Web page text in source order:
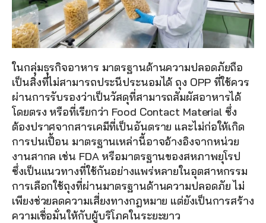
ในกลุ่มธุรกิจอาหาร มาตรฐานด้านความปลอดภัยถือ
เป็นสิ่งที่ไม่สามารถประนีประนอมได้ ถุง OPP ที่ใช้ควร
ผ่านการรับรองว่าเป็นวัสดุที่สามารถสัมผัสอาหารได้
โดยตรง หรือที่เรียกว่า Food Contact Material ซึ่ง
ต้องปราศจากสารเคมีที่เป็นอันตราย และไม่ก่อให้เกิด
การปนเปื้อน มาตรฐานเหล่านี้อาจอ้างอิงจากหน่วย
งานสากล เช่น FDA หรือมาตรฐานของสหภาพยุโรป
ซึ่งเป็นแนวทางที่ใช้กันอย่างแพร่หลายในอุตสาหกรรม
การเลือกใช้ถุงที่ผ่านมาตรฐานด้านความปลอดภัย ไม่
เพียงช่วยลดความเสี่ยงทางกฎหมาย แต่ยังเป็นการสร้าง
ความเชื่อมั่นให้กับผู้บริโภคในระยะยาว